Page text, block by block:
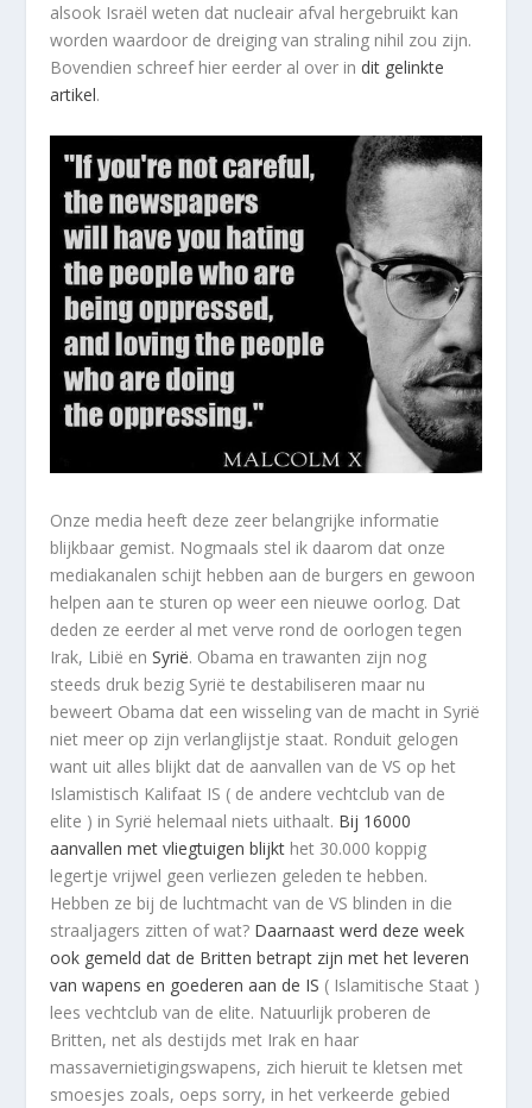
alsook Israël weten dat nucleair afval hergebruikt kan
worden waardoor de dreiging van straling nihil zou zijn.
Bovendien schreef hier eerder al over in dit gelinkte
artikel.
Onze media heeft deze zeer belangrijke informatie
blijkbaar gemist. Nogmaals stel ik daarom dat onze
mediakanalen schijt hebben aan de burgers en gewoon
helpen aan te sturen op weer een nieuwe oorlog. Dat
deden ze eerder al met verve rond de oorlogen tegen
Irak, Libië enSyrië. Obama en trawanten zijn nog
steeds druk bezig Syrië te destabiliseren maar nu
beweert Obama dat een wisseling van de macht in Syrië
niet meer op zijn verlanglijstje staat. Ronduit gelogen
want uit alles blijkt dat de aanvallen van de VS op het
Islamistisch Kalifaat IS ( de andere vechtclub van de
elite ) in Syrië helemaal niets uithaalt. Bij 16000
aanvallen met vliegtuigen blijkt het 30.000 koppig
legertje vrijwel geen verliezen geleden te hebben.
Hebben ze bij de luchtmacht van de VS blinden in die
straaljagers zitten of wat? Daarnaast werd deze week
ook gemeld dat de Britten betrapt zijn met het leveren
van wapens en goederen aan de IS ( Islamitische Staat )
lees vechtclub van de elite. Natuurlijk proberen de
Britten, net als destijds met Irak en haar
massavernietigingswapens, zich hieruit te kletsen met
smoesjes zoals, oeps sorry, in het verkeerde gebied